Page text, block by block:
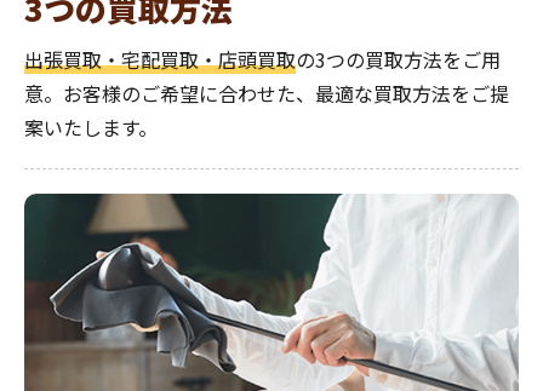
出張買取・宅配買取・店頭買取の3つの買取方法をご用
意。お客様のご希望に合わせた、最適な買取方法をご提
案いたします。